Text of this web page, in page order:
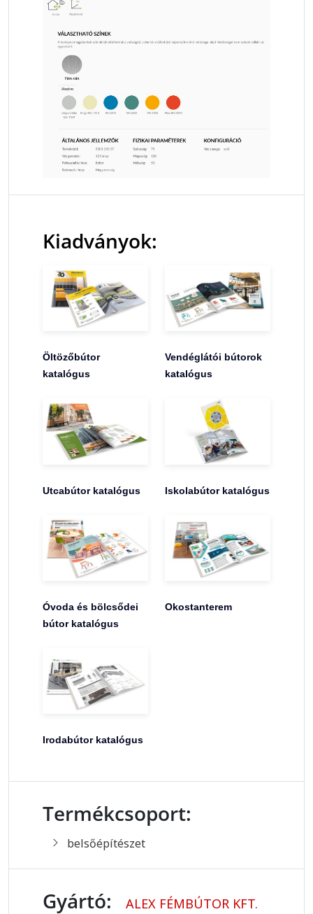
Kiadványok:
Öltözőbútor
katalógus
Vendéglátói bútorok
katalógus
Utcabútor katalógus Iskolabútor katalógus
Óvoda és bölcsődei
bútor katalógus
Okostanterem
Irodabútor katalógus
Termékcsoport:
belsőépítészet
Gyártó: ALEX FÉMBÚTOR KFT.